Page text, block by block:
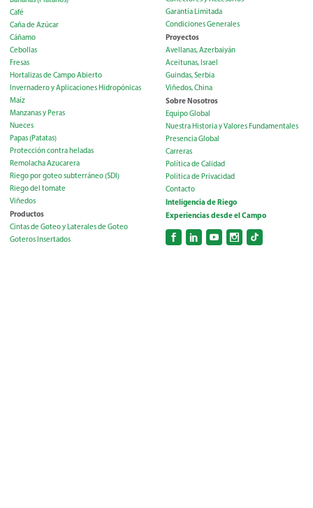
Café
Caña de Azúcar
Cáñamo
Cebollas
Fresas
Hortalizas de Campo Abierto
Invernadero y Aplicaciones Hidropónicas
Maíz
Manzanas y Peras
Nueces
Papas (Patatas)
Protección contra heladas
Remolacha Azucarera
Riego por goteo subterráneo (SDI)
Riego del tomate
Viñedos
Productos
Cintas de Goteo y Laterales de Goteo
Goteros Insertados
Garantía Limitada
Condiciones Generales
Proyectos
Avellanas, Azerbaiyán
Aceitunas, Israel
Guindas, Serbia
Viñedos, China
Sobre Nosotros
Equipo Global
Nuestra Historia y Valores Fundamentales
Presencia Global
Carreras
Política de Calidad
Política de Privacidad
Contacto
Inteligencia de Riego
Experiencias desde el Campo